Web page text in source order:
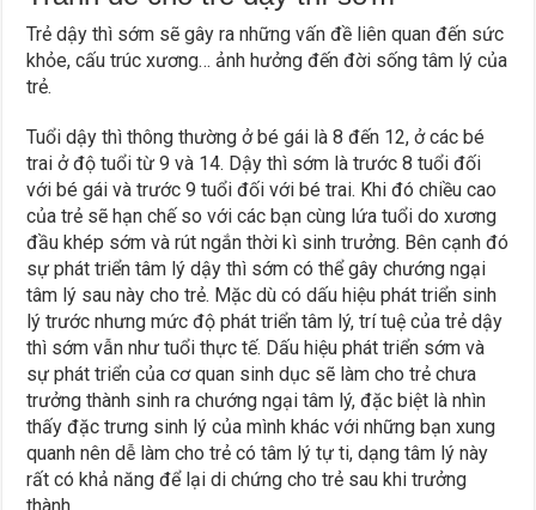
Trẻ dậy thì sớm sẽ gây ra những vấn đề liên quan đến sức
khỏe, cấu trúc xương… ảnh hưởng đến đời sống tâm lý của
trẻ.
Tuổi dậy thì thông thường ở bé gái là 8 đến 12, ở các bé
trai ở độ tuổi từ 9 và 14. Dậy thì sớm là trước 8 tuổi đối
với bé gái và trước 9 tuổi đối với bé trai. Khi đó chiều cao
của trẻ sẽ hạn chế so với các bạn cùng lứa tuổi do xương
đầu khép sớm và rút ngắn thời kì sinh trưởng. Bên cạnh đó
sự phát triển tâm lý dậy thì sớm có thể gây chướng ngại
tâm lý sau này cho trẻ. Mặc dù có dấu hiệu phát triển sinh
lý trước nhưng mức độ phát triển tâm lý, trí tuệ của trẻ dậy
thì sớm vẫn như tuổi thực tế. Dấu hiệu phát triển sớm và
sự phát triển của cơ quan sinh dục sẽ làm cho trẻ chưa
trưởng thành sinh ra chướng ngại tâm lý, đặc biệt là nhìn
thấy đặc trưng sinh lý của mình khác với những bạn xung
quanh nên dễ làm cho trẻ có tâm lý tự ti, dạng tâm lý này
rất có khả năng để lại di chứng cho trẻ sau khi trưởng